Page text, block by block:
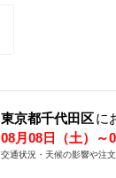
東京都千代田区に
08月08日（土）～
交通状況・天候の影響や注